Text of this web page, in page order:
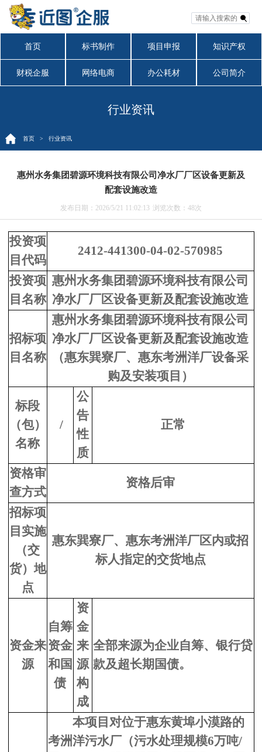
首页 标书制作 项目申报 知识产权
财税企服 网络电商 办公耗材 公司简介
行业资讯
首页> 行业资讯
惠州水务集团碧源环境科技有限公司净水厂厂区设备更新及
配套设施改造
发布日期：2026/5/21 11:02:13 浏览次数： 48次
投资项
目代码
2412-441300-04-02-570985
投资项
目名称
惠州水务集团碧源环境科技有限公司
净水厂厂区设备更新及配套设施改造
招标项
目名称
惠州水务集团碧源环境科技有限公司
净水厂厂区设备更新及配套设施改造
（惠东巽寮厂、惠东考洲洋厂设备采
购及安装项目）
标段
（包）
名称
/
公
告
性
质
正常
资格审
查方式
资格后审
招标项
目实施
（交
货）地
点
惠东巽寮厂、惠东考洲洋厂区内或招
标人指定的交货地点
资金来
源
自筹
资金
和国
债
资
金
来
源
构
成
全部来源为企业自筹、银行贷
款及超长期国债。
本项目对位于惠东黄埠小漠路的
考洲洋污水厂（污水处理规模6万吨/